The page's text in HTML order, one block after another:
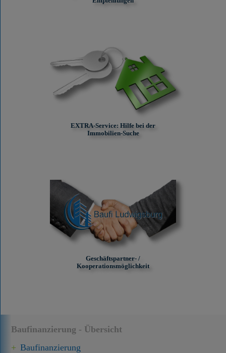
Baufinanzierung - Übersicht
Baufinanzierung
EXTRA-Service: Hilfe bei der
Immobilien-Suche
Geschäftspartner- /
Kooperationsmöglichkeit